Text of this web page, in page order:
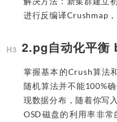
进行反编译Crushmap
2.pg自动化平衡
掌握基本的Crush算法
随机算法并不能100%
现数据分布，随着你写
OSD磁盘的利用率非